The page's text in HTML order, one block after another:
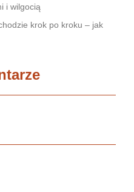
i wilgocią
krok po kroku – jak